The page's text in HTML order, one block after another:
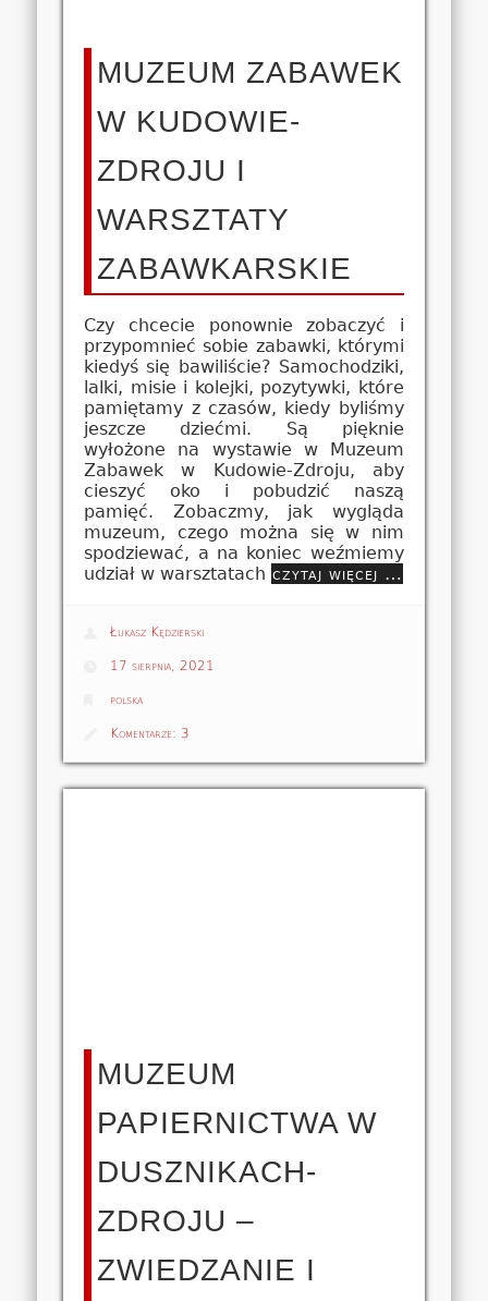
MUZEUM ZABAWEK
W KUDOWIE-
ZDROJU I
WARSZTATY
ZABAWKARSKIE
Czy chcecie ponownie zobaczyć i
przypomnieć sobie zabawki, którymi
kiedyś się bawiliście? Samochodziki,
lalki, misie i kolejki, pozytywki, które
pamiętamy z czasów, kiedy byliśmy
jeszcze dziećmi. Są pięknie
wyłożone na wystawie w Muzeum
Zabawek w Kudowie-Zdroju, aby
cieszyć oko i pobudzić naszą
pamięć. Zobaczmy, jak wygląda
muzeum, czego można się w nim
spodziewać, a na koniec weźmiemy
udział w warsztatach czytaj więcej …
Łukasz Kędzierski
17 sierpnia, 2021
polska
Komentarze: 3
MUZEUM
PAPIERNICTWA W
DUSZNIKACH-
ZDROJU –
ZWIEDZANIE I